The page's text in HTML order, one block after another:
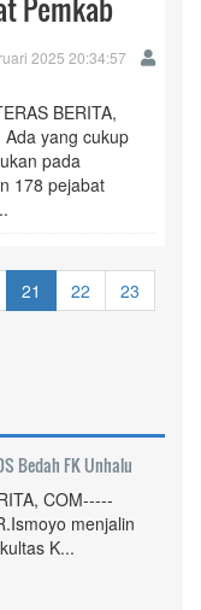
2025 20:34:57
BERITA,
yang cukup
pada
178 pejabat
21 22
23
Bedah FK Unhalu
COM-----
menjalin
K...